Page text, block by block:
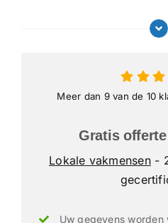
Meer dan 9 van de 10
Gratis
Lokale vakmensen-
Uw gegevens